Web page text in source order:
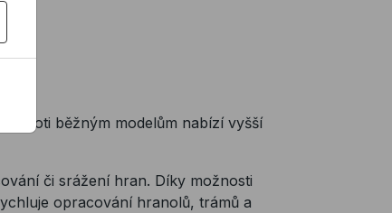
Oproti běžným modelům nabízí vyšší
či srážení hran. Díky možnosti
opracování hranolů, trámů a